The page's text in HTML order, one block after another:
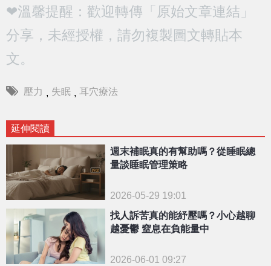
❤溫馨提醒：歡迎轉傳「原始文章連結」
分享，未經授權，請勿複製圖文轉貼本
文。
壓力 , 失眠 , 耳穴療法
延伸閱讀
週末補眠真的有幫助嗎？從睡眠總
量談睡眠管理策略
2026-05-29 19:01
找人訴苦真的能紓壓嗎？小心越聊
越憂鬱 窒息在負能量中
2026-06-01 09:27